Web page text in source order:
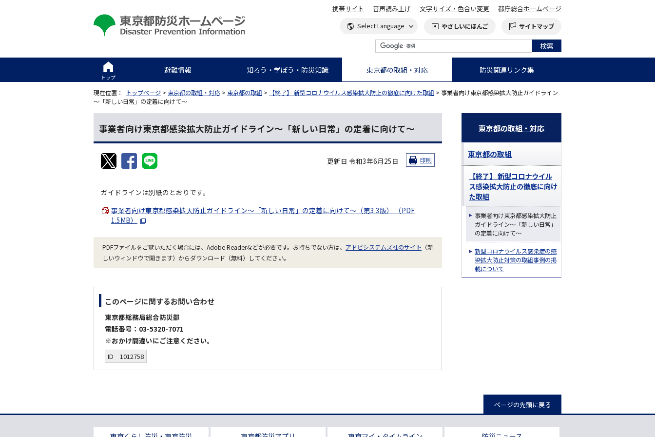
携帯サイト 音声読み上げ 文字サイズ・色合い変更 都庁総合ホームページ
やさしいにほんご サイトマップ
トップ
避難情報 知ろう・学ぼう・防災知識 東京都の取組・対応 防災関連リンク集
現在位置： トップページ > 東京都の取組・対応 > 東京都の取組 > 【終了】 新型コロナウイルス感染拡大防止の徹底に向けた取組 > 事業者向け東京都感染拡大防止ガイドライン
～「新しい日常」の定着に向けて～
事業者向け東京都感染拡大防止ガイドライン～「新しい日常」の定着に向けて～
更新日 令和3年6月25日 印刷
ガイドラインは別紙のとおりです。
事業者向け東京都感染拡大防止ガイドライン～「新しい日常」の定着に向けて～（第3.3版） （PDF
1.5MB）
PDFファイルをご覧いただく場合には、Adobe Readerなどが必要です。お持ちでない方は、 アドビシステムズ社のサイト （新
しいウィンドウで開きます）からダウンロード（無料）してください。
このページに関するお問い合わせ
東京都総務局総合防災部
電話番号：03-5320-7071
※おかけ間違いにご注意ください。
ID 1012758
東京都の取組・対応
東京都の取組
【終了】 新型コロナウイル
ス感染拡大防止の徹底に向け
た取組
事業者向け東京都感染拡大防止
ガイドライン～「新しい日常」
の定着に向けて～
新型コロナウイルス感染症の感
染拡大防止対策の取組事例の掲
載について
ページの先頭に戻る